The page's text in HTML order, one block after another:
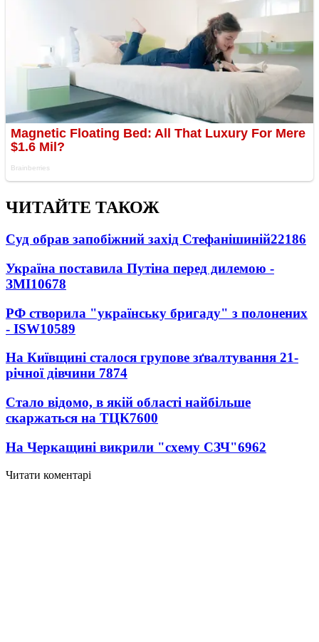
ЧИТАЙТЕ ТАКОЖ
Суд обрав запобіжний захід Стефанішиній22186
Україна поставила Путіна перед дилемою -
ЗМІ10678
РФ створила "українську бригаду" з полонених
- ISW10589
На Київщині сталося групове зґвалтування 21-
річної дівчини 7874
Стало відомо, в якій області найбільше
скаржаться на ТЦК7600
На Черкащині викрили "схему СЗЧ"6962
Читати коментарі